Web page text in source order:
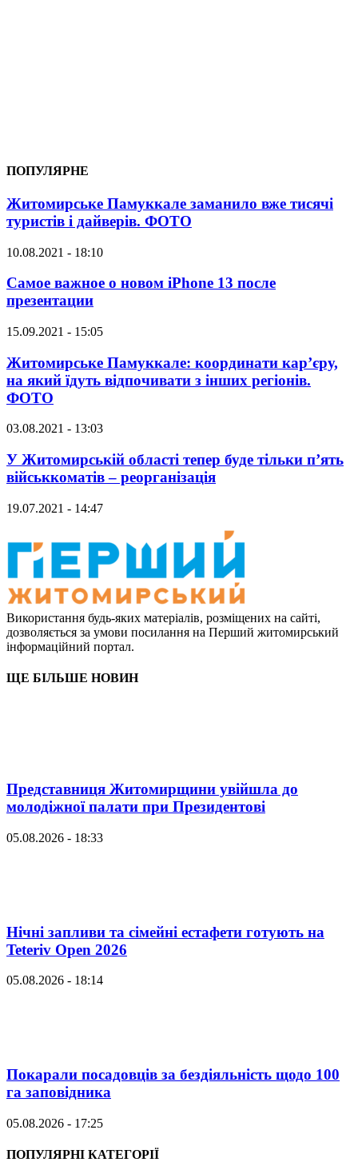
ПОПУЛЯРНЕ
Житомирське Памуккале заманило вже тисячі
туристів і дайверів. ФОТО
10.08.2021 - 18:10
Самое важное о новом iPhone 13 после
презентации
15.09.2021 - 15:05
Житомирське Памуккале: координати кар’єру,
на який їдуть відпочивати з інших регіонів.
ФОТО
03.08.2021 - 13:03
У Житомирській області тепер буде тільки п’ять
військкоматів – реорганізація
19.07.2021 - 14:47
Використання будь-яких матеріалів, розміщених на сайті,
дозволяється за умови посилання на Перший житомирський
інформаційний портал.
ЩЕ БІЛЬШЕ НОВИН
Представниця Житомирщини увійшла до
молодіжної палати при Президентові
05.08.2026 - 18:33
Нічні запливи та сімейні естафети готують на
Teteriv Open 2026
05.08.2026 - 18:14
Покарали посадовців за бездіяльність щодо 100
га заповідника
05.08.2026 - 17:25
ПОПУЛЯРНІ КАТЕГОРІЇ